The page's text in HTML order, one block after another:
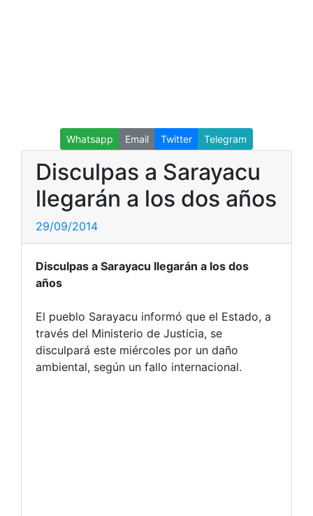
Whatsapp Email Twitter Telegram
Disculpas a Sarayacu
llegarán a los dos años
29/09/2014
Disculpas a Sarayacu llegarán a los dos
años
El pueblo Sarayacu informó que el Estado, a
través del Ministerio de Justicia, se
disculpará este miércoles por un daño
ambiental, según un fallo internacional.